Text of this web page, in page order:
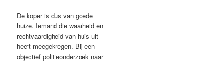
De koper is dus van goede
huize. Iemand die waarheid en
rechtvaardigheid van huis uit
heeft meegekregen. Bij een
objectief politieonderzoek naar